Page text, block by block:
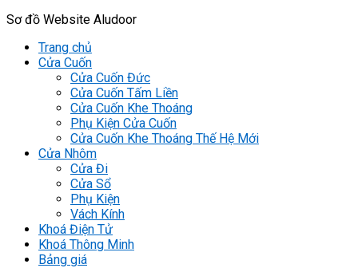
Sơ đồ Website Aludoor
Trang chủ
Cửa Cuốn
Cửa Cuốn Đức
Cửa Cuốn Tấm Liền
Cửa Cuốn Khe Thoáng
Phụ Kiện Cửa Cuốn
Cửa Cuốn Khe Thoáng Thế Hệ Mới
Cửa Nhôm
Cửa Đi
Cửa Sổ
Phụ Kiện
Vách Kính
Khoá Điện Tử
Khoá Thông Minh
Bảng giá